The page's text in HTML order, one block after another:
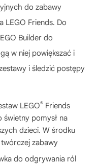
do zabawy
LEGO Friends. Do
Builder do
w niej powiększać i
i śledzić postępy
LEGO® Friends
pomysł na
dzieci. W środku
zabawy
do odgrywania ról